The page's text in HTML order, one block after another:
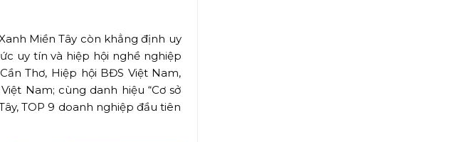
Miền Tây còn khẳng định uy
uy tín và hiệp hội nghề nghiệp
Thơ, Hiệp hội BĐS Việt Nam,
Nam; cùng danh hiệu “Cơ sở
TOP 9 doanh nghiệp đầu tiên